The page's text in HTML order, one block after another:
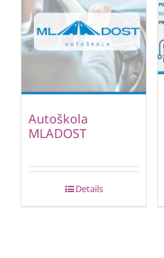
Autoškola
MLADOST
Details